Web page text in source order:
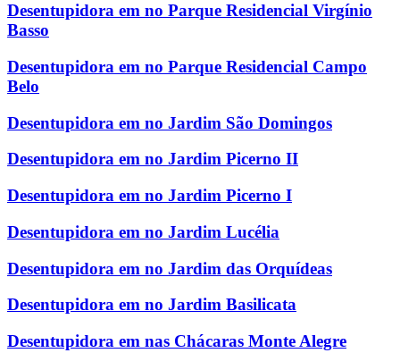
Desentupidora em no Parque Residencial Virgínio
Basso
Desentupidora em no Parque Residencial Campo
Belo
Desentupidora em no Jardim São Domingos
Desentupidora em no Jardim Picerno II
Desentupidora em no Jardim Picerno I
Desentupidora em no Jardim Lucélia
Desentupidora em no Jardim das Orquídeas
Desentupidora em no Jardim Basilicata
Desentupidora em nas Chácaras Monte Alegre